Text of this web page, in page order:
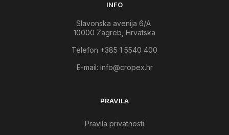
INFO
Slavonska avenija 6/A
10000 Zagreb, Hrvatska
Telefon +385 1 5540 400
E-mail: info@cropex.hr
PRAVILA
Pravila privatnosti